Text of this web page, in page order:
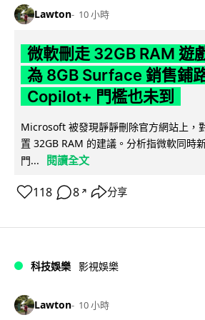
Lawton 10 小時
微軟刪走 32GB RAM 遊
為 8GB Surface 銷售鋪
Copilot+ 門檻也未到
Microsoft 被發現靜靜刪除官方網站上，
置 32GB RAM 的建議。分析指微軟同時
門...
閱讀全文
118 8 ↗ 分享
科技娛樂 影視娛樂
Lawton 10 小時